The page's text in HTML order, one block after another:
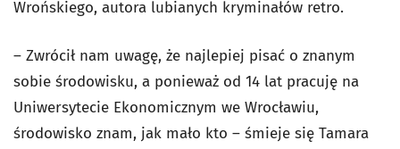
Wrońskiego, autora lubianych kryminałów retro.
– Zwrócił nam uwagę, że najlepiej pisać o znanym
sobie środowisku, a ponieważ od 14 lat pracuję na
Uniwersytecie Ekonomicznym we Wrocławiu,
środowisko znam, jak mało kto – śmieje się Tamara